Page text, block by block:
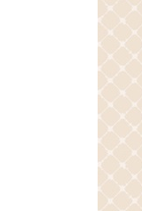
모든
생활
지금
그린
그럼
Part
때론
스스